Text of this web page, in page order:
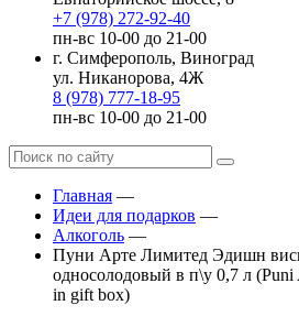
+7 (978) 272-92-40
пн-вс 10-00 до 21-00
г. Симферополь, Виноград
ул. Никанорова, 4Ж
8 (978) 777-18-95
пн-вс 10-00 до 21-00
Главная —
Идеи для подарков —
Алкоголь —
Пуни Арте Лимитед Эдишн
односолодовый в п\у 0,7 л
in gift box)